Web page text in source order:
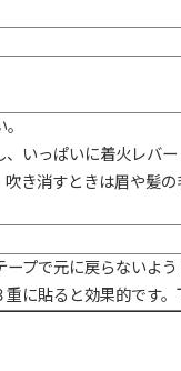
いっぱいに着火レバ
き消すときは眉や髪
プで元に戻らないよう
に貼ると効果的です。